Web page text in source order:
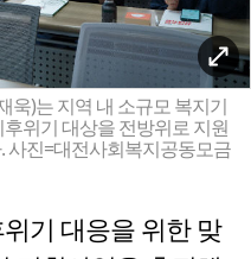
욱)는 지역 내 소규모 복지기
위기 대상을 전방위로 지원
사진=대전사회복지공동모금
기 대응을 위한 맞